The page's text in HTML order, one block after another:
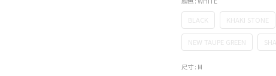
BLACK KHAKI STONE
NEW TAUPE GREEN
尺寸 : M